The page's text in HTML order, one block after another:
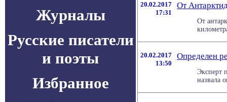
Журналы
Русские писатели
и поэты
Избранное
20.02.2017
17:31
От
От
20.02.2017
13:50
Определен
Эксперт
назвала